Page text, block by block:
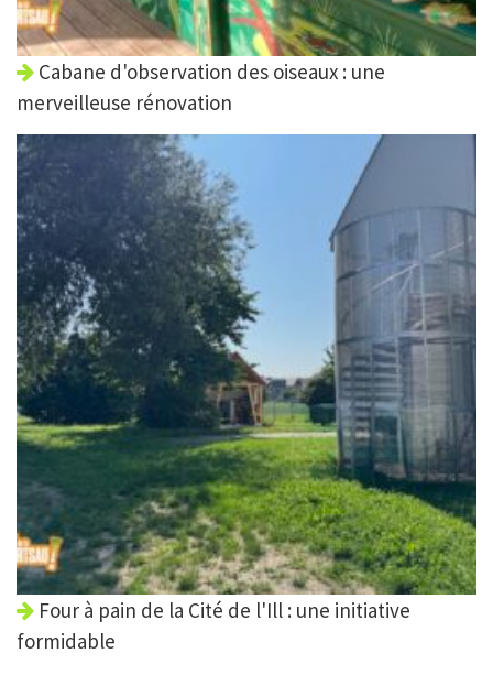
Cabane d'observation des oiseaux : une
merveilleuse rénovation
Four à pain de la Cité de l'Ill : une initiative
formidable